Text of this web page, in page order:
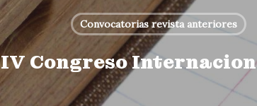
Convocatorias revista anteriores
Congreso